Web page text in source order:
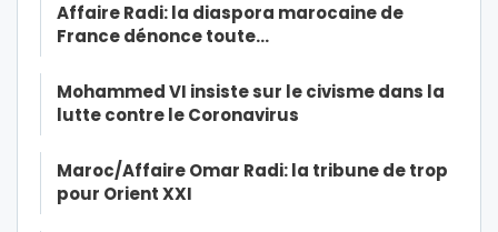
Affaire Radi: la diaspora marocaine de
France dénonce toute…
Mohammed VI insiste sur le civisme dans la
lutte contre le Coronavirus
Maroc/Affaire Omar Radi: la tribune de trop
pour Orient XXI